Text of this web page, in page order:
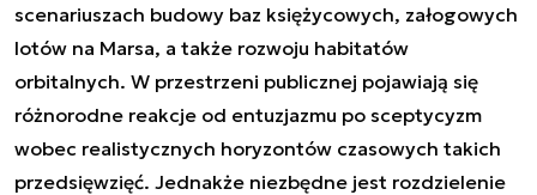
scenariuszach budowy baz księżycowych, załogowych
lotów na Marsa, a także rozwoju habitatów
orbitalnych. W przestrzeni publicznej pojawiają się
różnorodne reakcje od entuzjazmu po sceptycyzm
wobec realistycznych horyzontów czasowych takich
przedsięwzięć. Jednakże niezbędne jest rozdzielenie